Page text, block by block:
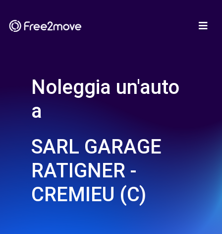
Noleggia un'auto
a
SARL GARAGE
RATIGNER -
CREMIEU (C)